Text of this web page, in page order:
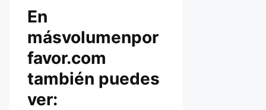
En
másvolumenpor
favor.com
también puedes
ver: